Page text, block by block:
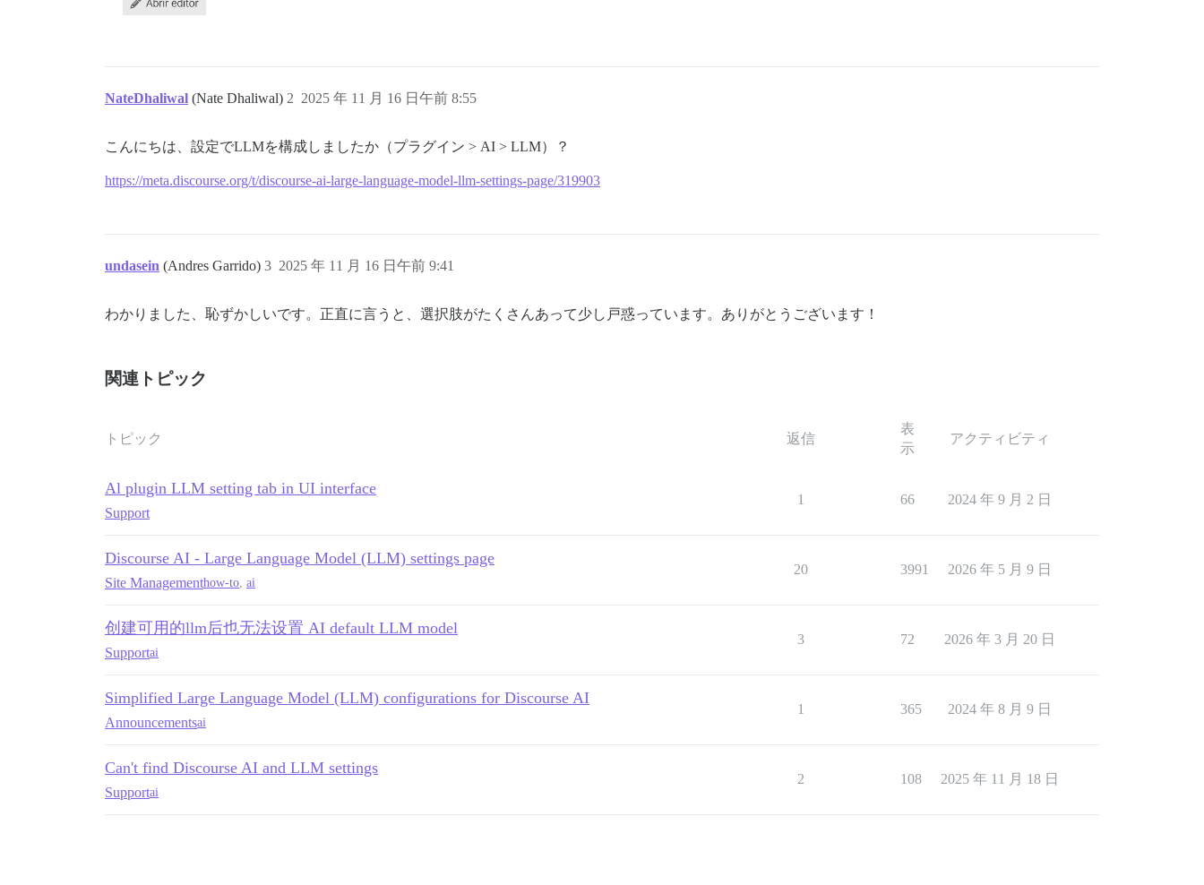
NateDhaliwal (Nate Dhaliwal) 2025 年 11 月 16 日午前 8:55
2
こんにちは、設定でLLMを構成しましたか（プラグイン > AI > LLM）？
https://meta.discourse.org/t/discourse-ai-large-language-model-llm-settings-page/319903
undasein (Andres Garrido) 2025 年 11 月 16 日午前 9:41
3
わかりました、恥ずかしいです。正直に言うと、選択肢がたくさんあって少し戸惑っています。ありがとうございます！
関連トピック
トピック 返信
表
示
アクティビティ
Al plugin LLM setting tab in UI interface
Support
1 66 2024 年 9 月 2 日
Discourse AI - Large Language Model (LLM) settings page
Site Managementhow-to, ai
20 3991 2026 年 5 月 9 日
创建可用的llm后也无法设置 AI default LLM model
Supportai
3 72 2026 年 3 月 20 日
Simplified Large Language Model (LLM) configurations for Discourse AI
Announcementsai
1 365 2024 年 8 月 9 日
Can't find Discourse AI and LLM settings
Supportai
2 108 2025 年 11 月 18 日